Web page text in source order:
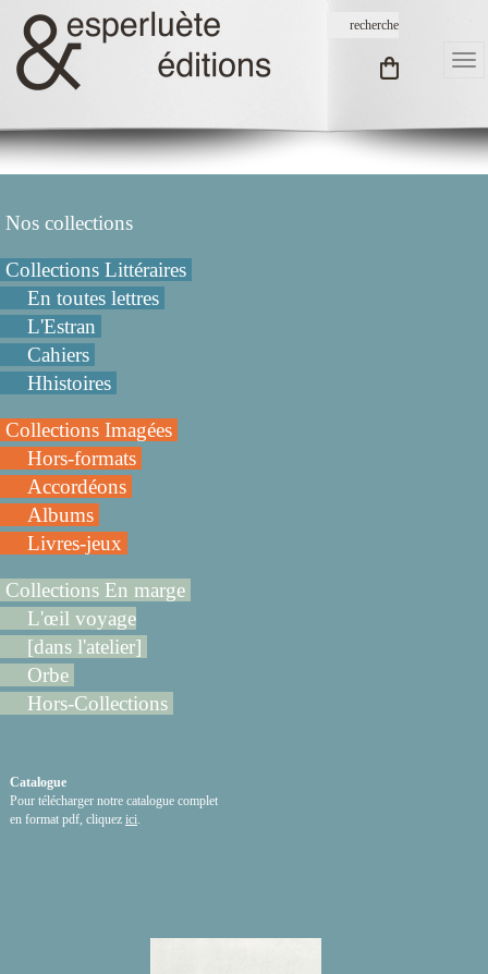
Nos collections
Collections Littéraires
En toutes lettres
L'Estran
Cahiers
Hhistoires
Collections Imagées
Hors-formats
Accordéons
Albums
Livres-jeux
Collections En marge
L'œil voyage
[dans l'atelier]
Orbe
Hors-Collections
Catalogue
Pour télécharger notre catalogue complet
en format pdf, cliquez ici.